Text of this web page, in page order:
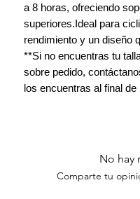
a 8 horas, ofreciendo
superiores.Ideal para
rendimiento y un diseño
**Si no encuentras tu
sobre pedido,
los encuentras al final de
No hay
Comparte tu